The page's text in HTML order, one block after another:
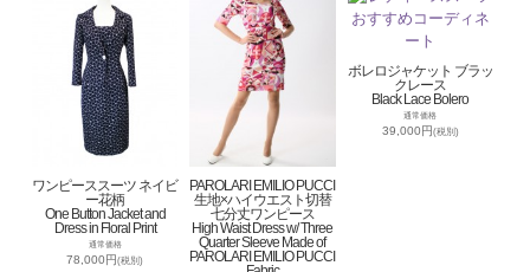
ワンピーススーツ ネイビ
ー花柄
One Button Jacket and
Dress in Floral Print
通常価格
78,000円(税別)
PAROLARI EMILIO PUCCI
生地×ハイウエスト切替
七分丈ワンピース
High Waist Dress w/ Three
Quarter Sleeve Made of
PAROLARI EMILIO PUCCI
ボレロジャケット ブラッ
クレース
Black Lace Bolero
通常価格
39,000円(税別)